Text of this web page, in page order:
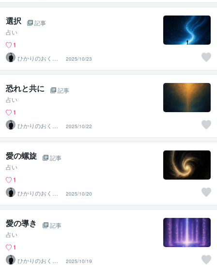
選択
記事
占い
1
ひかりのおくり
て〜SinMa〜
2025/10/23
恐れと共に
記事
占い
1
ひかりのおくり
て〜SinMa〜
2025/10/22
愛の螺旋
記事
占い
1
ひかりのおくり
て〜SinMa〜
2025/10/20
愛の導き
記事
占い
1
ひかりのおくり
2025/10/19